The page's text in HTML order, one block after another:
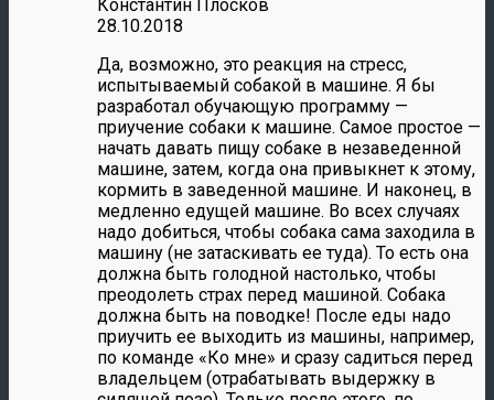
Константин Плосков
28.10.2018
Да, возможно, это реакция на стресс,
испытываемый собакой в машине. Я бы
разработал обучающую программу —
приучение собаки к машине. Самое простое —
начать давать пищу собаке в незаведенной
машине, затем, когда она привыкнет к этому,
кормить в заведенной машине. И наконец, в
медленно едущей машине. Во всех случаях
надо добиться, чтобы собака сама заходила в
машину (не затаскивать ее туда). То есть она
должна быть голодной настолько, чтобы
преодолеть страх перед машиной. Собака
должна быть на поводке! После еды надо
приучить ее выходить из машины, например,
по команде «Ко мне» и сразу садиться перед
владельцем (отрабатывать выдержку в